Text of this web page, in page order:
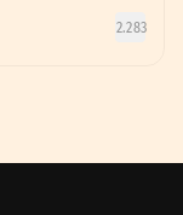
2.283